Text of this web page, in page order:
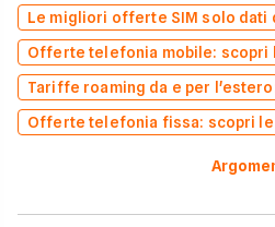
Le migliori offerte SIM solo dati
Offerte telefonia mobile:
Tariffe roaming da e per
Offerte telefonia fissa: scopri